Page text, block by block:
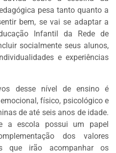
pesa tanto quanto a
bem, se vai se adaptar a
Infantil da Rede de
socialmente seus alunos,
e experiências
desse nível de ensino é
físico, psicológico e
de até seis anos de idade.
a escola possui um papel
dos valores
que irão acompanhar os